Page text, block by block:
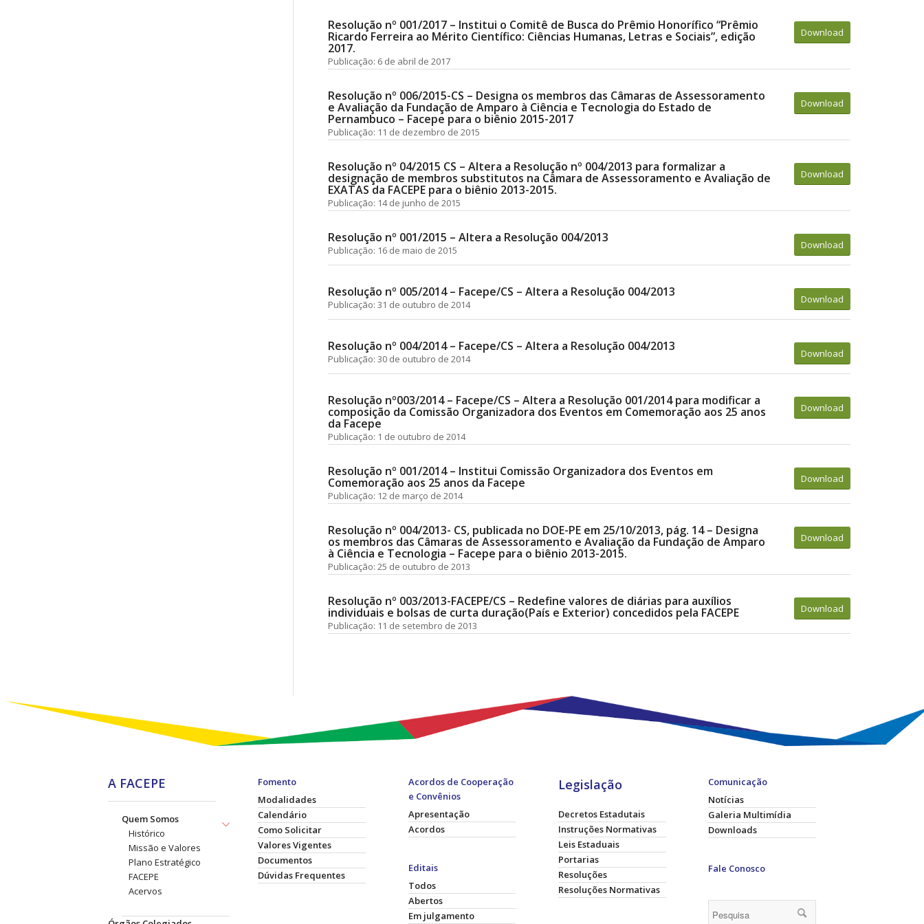
Resolução nº 001/2017 – Institui o Comitê de Busca do Prêmio Honorífico “Prêmio
Ricardo Ferreira ao Mérito Científico: Ciências Humanas, Letras e Sociais”, edição
2017.
Publicação: 6 de abril de 2017
Download
Resolução nº 006/2015-CS – Designa os membros das Câmaras de Assessoramento
e Avaliação da Fundação de Amparo à Ciência e Tecnologia do Estado de
Pernambuco – Facepe para o biênio 2015-2017
Publicação: 11 de dezembro de 2015
Download
Resolução nº 04/2015 CS – Altera a Resolução nº 004/2013 para formalizar a
designação de membros substitutos na Câmara de Assessoramento e Avaliação de
EXATAS da FACEPE para o biênio 2013-2015.
Publicação: 14 de junho de 2015
Download
Resolução nº 001/2015 – Altera a Resolução 004/2013
Publicação: 16 de maio de 2015 Download
Resolução nº 005/2014 – Facepe/CS – Altera a Resolução 004/2013
Publicação: 31 de outubro de 2014 Download
Resolução nº 004/2014 – Facepe/CS – Altera a Resolução 004/2013
Publicação: 30 de outubro de 2014 Download
Resolução nº003/2014 – Facepe/CS – Altera a Resolução 001/2014 para modificar a
composição da Comissão Organizadora dos Eventos em Comemoração aos 25 anos
da Facepe
Publicação: 1 de outubro de 2014
Download
Resolução nº 001/2014 – Institui Comissão Organizadora dos Eventos em
Comemoração aos 25 anos da Facepe
Publicação: 12 de março de 2014
Download
Resolução nº 004/2013- CS, publicada no DOE-PE em 25/10/2013, pág. 14 – Designa
os membros das Câmaras de Assessoramento e Avaliação da Fundação de Amparo
à Ciência e Tecnologia – Facepe para o biênio 2013-2015.
Publicação: 25 de outubro de 2013
Download
Resolução nº 003/2013-FACEPE/CS – Redefine valores de diárias para auxílios
individuais e bolsas de curta duração(País e Exterior) concedidos pela FACEPE
Publicação: 11 de setembro de 2013
Download
A FACEPE
Quem Somos
Histórico
Missão e Valores
Plano Estratégico
FACEPE
Acervos
Fomento
Modalidades
Calendário
Como Solicitar
Valores Vigentes
Documentos
Dúvidas Frequentes
Acordos de Cooperação
e Convênios
Apresentação
Acordos
Editais
Todos
Abertos
Em julgamento
Legislação
Decretos Estadutais
Instruções Normativas
Leis Estaduais
Portarias
Resoluções
Resoluções Normativas
Comunicação
Notícias
Galeria Multimídia
Downloads
Fale Conosco